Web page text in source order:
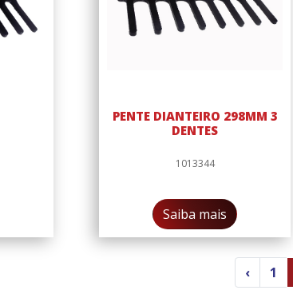
PENTE DIANTEIRO 298MM 3
DENTES
1013344
Saiba mais
‹ 1